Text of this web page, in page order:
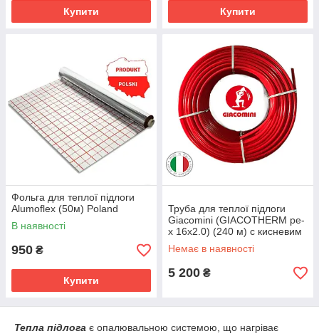
Купити Купити
Фольга для теплої підлоги
Alumoflex (50м) Poland
В наявності
950 ₴
Купити
Труба для теплої підлоги
Giacomini (GIACOTHERM pe-
x 16х2.0) (240 м) c кисневим
бар'єром
Немає в наявності
5 200 ₴
Тепла підлога є опалювальною системою, що нагріває